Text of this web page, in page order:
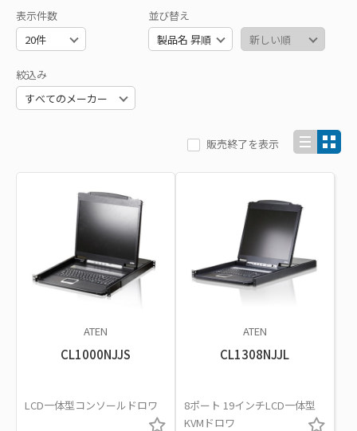
表示件数 並び替え
絞込み
販売終了を表示
ATEN
CL1000NJJS
LCD一体型コンソールドロワ
ATEN
CL1308NJJL
8ポート 19インチLCD一体型
KVMドロワ